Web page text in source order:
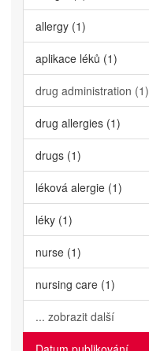
allergy (1)
aplikace léků (1)
drug administration (1)
drug allergies (1)
drugs (1)
léková alergie (1)
léky (1)
nurse (1)
nursing care (1)
... zobrazit další